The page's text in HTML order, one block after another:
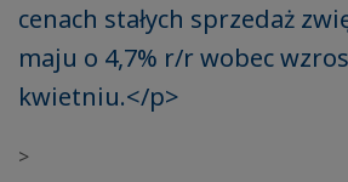
cenach stałych sprzedaż
maju o 4,7% r/r wobec
kwietniu.</p>
>